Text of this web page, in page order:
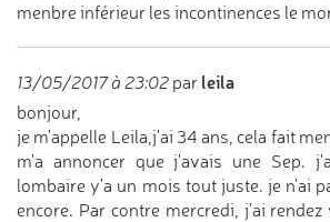
menbre inférieur les incontinences le
13/05/2017 à 23:02 par leila
bonjour,
je m'appelle Leila,j'ai 34 ans, cela fait
m'a annoncer que j'avais une Sep.
lombaire y'a un mois tout juste. je n'ai
encore. Par contre mercredi, j'ai